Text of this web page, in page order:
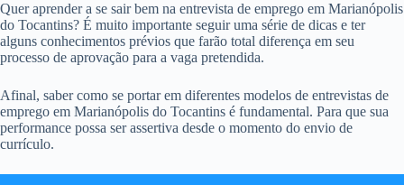
Quer aprender a se sair bem na entrevista de emprego em Marianópolis
do Tocantins? É muito importante seguir uma série de dicas e ter
alguns conhecimentos prévios que farão total diferença em seu
processo de aprovação para a vaga pretendida.
Afinal, saber como se portar em diferentes modelos de entrevistas de
emprego em Marianópolis do Tocantins é fundamental. Para que sua
performance possa ser assertiva desde o momento do envio de
currículo.